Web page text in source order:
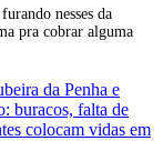
nesses da
pra cobrar alguma
da Penha e
buracos, falta de
colocam vidas em